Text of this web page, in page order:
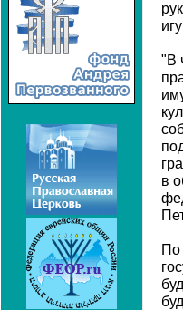
"В
в
По